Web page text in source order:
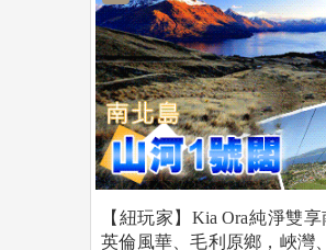
【紐玩家】Kia Ora純淨雙
英倫風華、毛利原鄉，峽灣